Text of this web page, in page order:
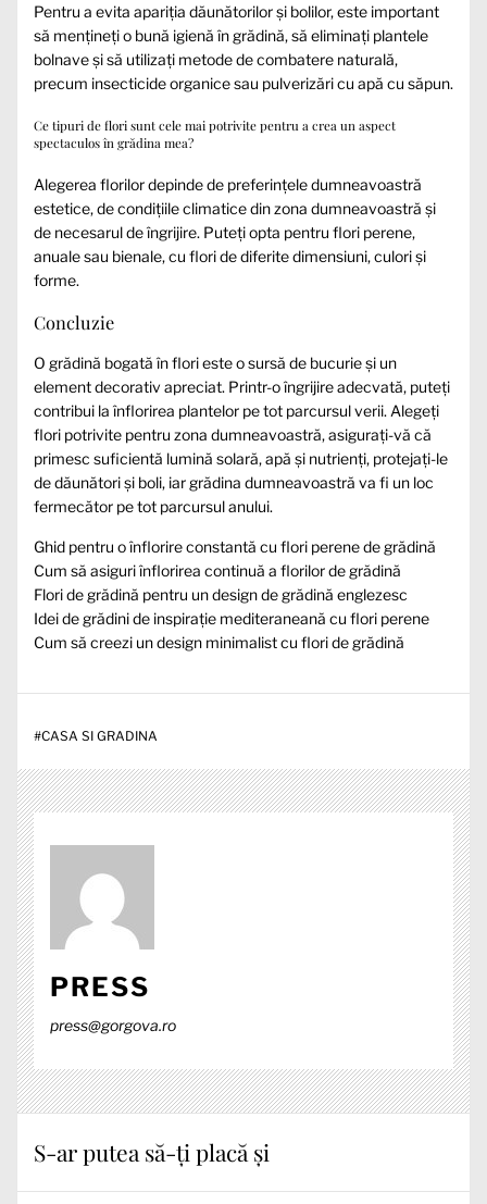
Pentru a evita apariția dăunătorilor și bolilor, este important
să mențineți o bună igienă în grădină, să eliminați plantele
bolnave și să utilizați metode de combatere naturală,
precum insecticide organice sau pulverizări cu apă cu săpun.
Ce tipuri de flori sunt cele mai potrivite pentru a crea un aspect
spectaculos în grădina mea?
Alegerea florilor depinde de preferințele dumneavoastră
estetice, de condițiile climatice din zona dumneavoastră și
de necesarul de îngrijire. Puteți opta pentru flori perene,
anuale sau bienale, cu flori de diferite dimensiuni, culori și
forme.
Concluzie
O grădină bogată în flori este o sursă de bucurie și un
element decorativ apreciat. Printr-o îngrijire adecvată, puteți
contribui la înflorirea plantelor pe tot parcursul verii. Alegeți
flori potrivite pentru zona dumneavoastră, asigurați-vă că
primesc suficientă lumină solară, apă și nutrienți, protejați-le
de dăunători și boli, iar grădina dumneavoastră va fi un loc
fermecător pe tot parcursul anului.
Ghid pentru o înflorire constantă cu flori perene de grădină
Cum să asiguri înflorirea continuă a florilor de grădină
Flori de grădină pentru un design de grădină englezesc
Idei de grădini de inspirație mediteraneană cu flori perene
Cum să creezi un design minimalist cu flori de grădină
#CASA SI GRADINA
PRESS
press@gorgova.ro
S-ar putea să-ți placă și